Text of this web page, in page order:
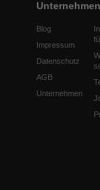
Unternehmen
Blog
Impressum
Datenschutz
AGB
Unternehmen